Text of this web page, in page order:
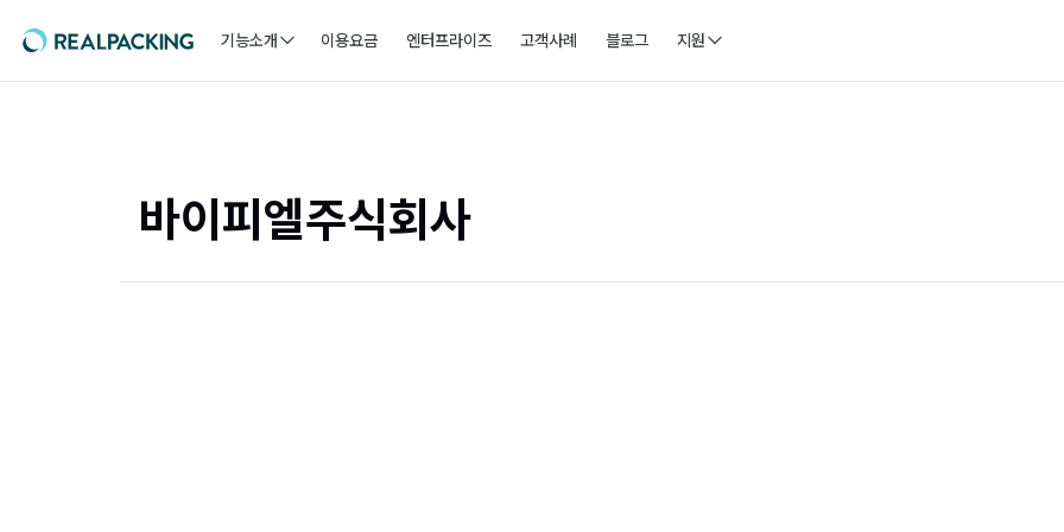
기능소개 이용요금 엔터프라이즈 고객사례 블로그 지원
바이피엘주식회사